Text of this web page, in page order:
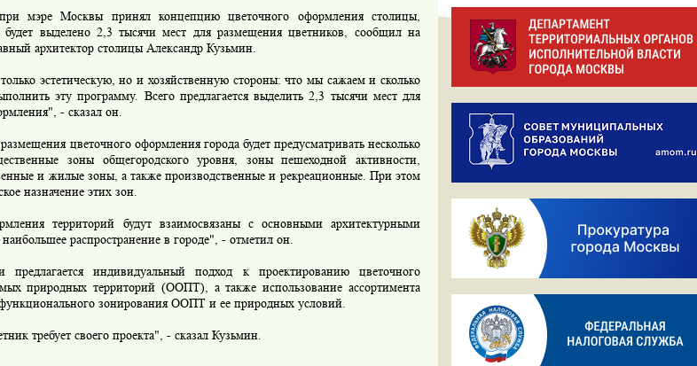
при мэре Москвы принял концепцию цветочного оформления столицы,
будет выделено 2,3 тысячи мест для размещения цветников, сообщил на
архитектор столицы Александр Кузьмин.
эстетическую, но и хозяйственную стороны: что мы сажаем и сколько
эту программу. Всего предлагается выделить 2,3 тысячи мест для
- сказал он.
цветочного оформления города будет предусматривать несколько
зоны общегородского уровня, зоны пешеходной активности,
и жилые зоны, а также производственные и рекреационные. При этом
назначение этих зон.
территорий будут взаимосвязаны с основными архитектурными
распространение в городе", - отметил он.
индивидуальный подход к проектированию цветочного
природных территорий (ООПТ), а также использование ассортимента
зонирования ООПТ и ее природных условий.
требует своего проекта", - сказал Кузьмин.